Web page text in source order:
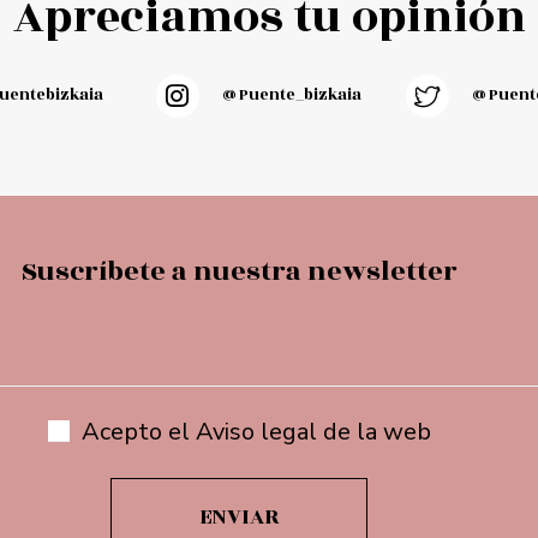
Apreciamos tu opinión
@puente_bizkaia
Suscríbete a nuestra newsletter
Acepto el Aviso legal de la web